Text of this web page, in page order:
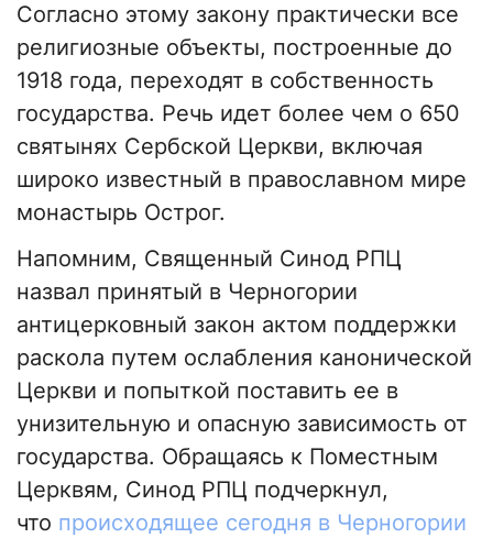
Согласно этому закону практически все
религиозные объекты, построенные до
1918 года, переходят в собственность
государства. Речь идет более чем о 650
святынях Сербской Церкви, включая
широко известный в православном мире
монастырь Острог.
Напомним, Священный Синод РПЦ
назвал принятый в Черногории
антицерковный закон актом поддержки
раскола путем ослабления канонической
Церкви и попыткой поставить ее в
унизительную и опасную зависимость от
государства. Обращаясь к Поместным
Церквям, Синод РПЦ подчеркнул,
что происходящее сегодня в Черногории